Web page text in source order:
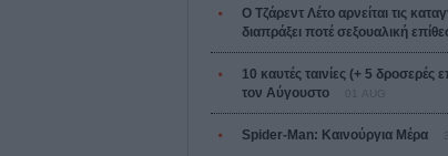
Ο Τζάρεντ Λέτο αρνείται τις
διαπράξει ποτέ σεξουαλική
10 καυτές ταινίες (+ 5 δροσερές
τον Αύγουστο
Spider-Man: Καινούργια Μέρα